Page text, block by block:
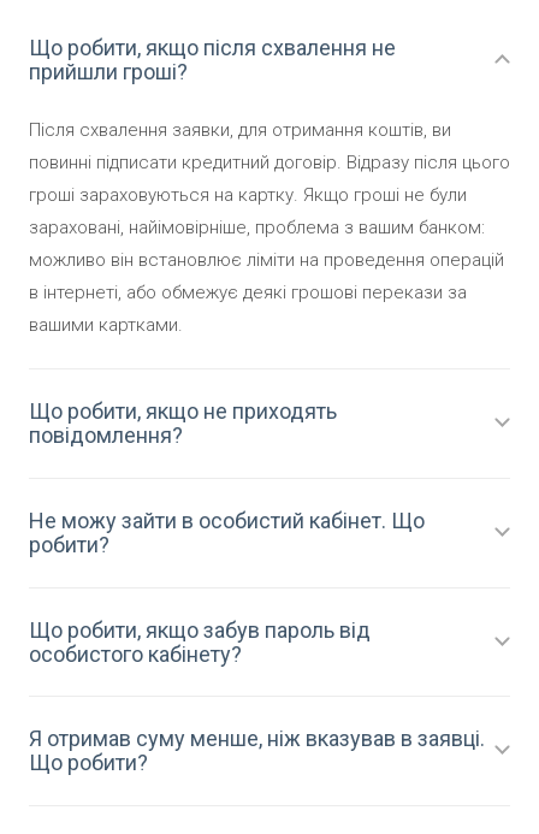
Що робити, якщо після схвалення не
прийшли гроші?
Після схвалення заявки, для отримання коштів, ви
повинні підписати кредитний договір. Відразу після цього
гроші зараховуються на картку. Якщо гроші не були
зараховані, найімовірніше, проблема з вашим банком:
можливо він встановлює ліміти на проведення операцій
в інтернеті, або обмежує деякі грошові перекази за
вашими картками.
Що робити, якщо не приходять
повідомлення?
Не можу зайти в особистий кабінет. Що
робити?
Що робити, якщо забув пароль від
особистого кабінету?
Я отримав суму менше, ніж вказував в заявці.
Що робити?